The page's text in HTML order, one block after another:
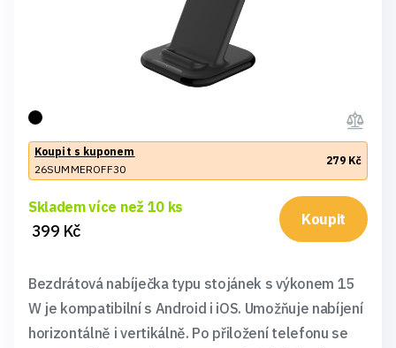
Koupit s kuponem
26SUMMEROFF30
279 Kč
Skladem více než 10 ks
399 Kč
Koupit
Bezdrátová nabíječka typu stojánek s výkonem 15
W je kompatibilní s Android i iOS. Umožňuje nabíjení
horizontálně i vertikálně. Po přiložení telefonu se